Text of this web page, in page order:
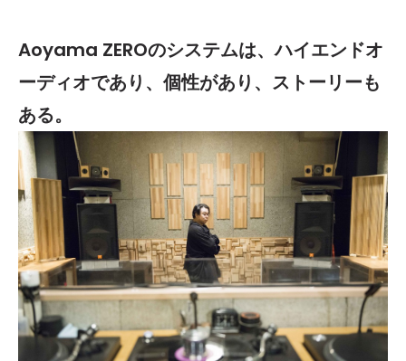
Aoyama ZEROのシステムは、ハイエンドオ
ーディオであり、個性があり、ストーリーも
ある。